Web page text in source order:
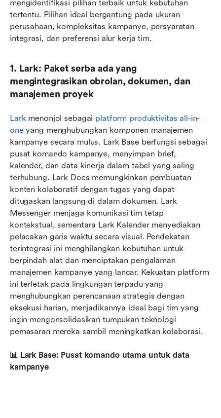
mengidentifikasi pilihan terbaik untuk kebutuhan
tertentu. Pilihan ideal bergantung pada ukuran
perusahaan, kompleksitas kampanye, persyaratan
integrasi, dan preferensi alur kerja tim.
1. Lark: Paket serba ada yang
mengintegrasikan obrolan, dokumen, dan
manajemen proyek
Lark menonjol sebagai platform produktivitas all-in-
one yang menghubungkan komponen manajemen
kampanye secara mulus. Lark Base berfungsi sebagai
pusat komando kampanye, menyimpan brief,
kalender, dan data kinerja dalam tabel yang saling
terhubung. Lark Docs memungkinkan pembuatan
konten kolaboratif dengan tugas yang dapat
ditugaskan langsung di dalam dokumen. Lark
Messenger menjaga komunikasi tim tetap
kontekstual, sementara Lark Kalender menyediakan
pelacakan garis waktu secara visual. Pendekatan
terintegrasi ini menghilangkan kebutuhan untuk
berpindah alat dan menciptakan pengalaman
manajemen kampanye yang lancar. Kekuatan platform
ini terletak pada lingkungan terpadu yang
menghubungkan perencanaan strategis dengan
eksekusi harian, menjadikannya ideal bagi tim yang
ingin mengonsolidasikan tumpukan teknologi
pemasaran mereka sambil meningkatkan kolaborasi.
📊 Lark Base: Pusat komando utama untuk data
kampanye